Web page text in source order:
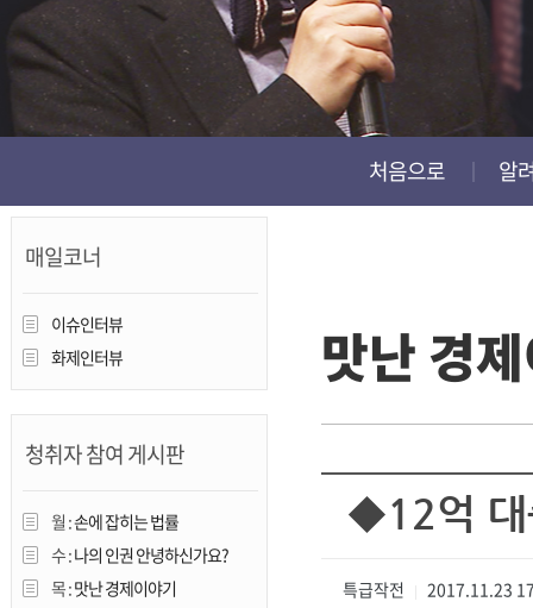
제천
증평
진천
처음으로 알
매일코너
이슈인터뷰
화제인터뷰
청취자 참여 게시판
월 :손에 잡히는 법률
수 :나의 인권 안녕하신가요?
목 :맛난 경제이야기
맛난 경
◆12억 대
특급작전 2017.11.23